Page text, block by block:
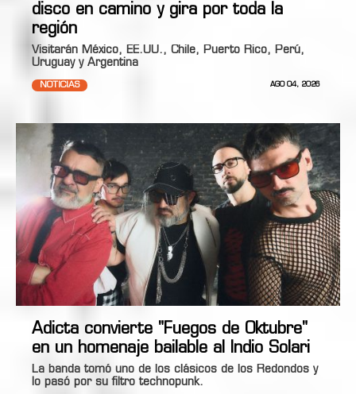
disco en camino y gira por toda la
región
Visitarán México, EE.UU., Chile, Puerto Rico, Perú,
Uruguay y Argentina
NOTICIAS AGO 04, 2026
Adicta convierte "Fuegos de Oktubre"
en un homenaje bailable al Indio Solari
La banda tomó uno de los clásicos de los Redondos y
lo pasó por su filtro technopunk.